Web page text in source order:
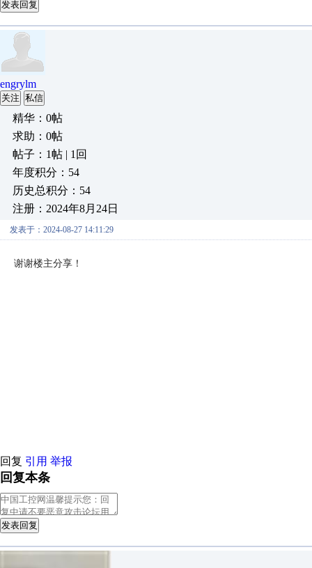
发表回复
engrylm
关注 私信
精华：0帖
求助：0帖
帖子：1帖 | 1回
年度积分：54
历史总积分：54
注册：2024年8月24日
发表于：2024-08-27 14:11:29
谢谢楼主分享！
回复 引用 举报
回复本条
发表回复